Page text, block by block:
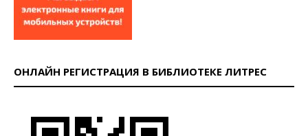
ОНЛАЙН РЕГИСТРАЦИЯ В БИБЛИОТЕКЕ ЛИТРЕС